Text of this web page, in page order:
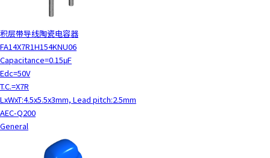
积层带导线陶瓷电容器
FA14X7R1H154KNU06
Capacitance=0.15μF
Edc=50V
T.C.=X7R
LxWxT:4.5x5.5x3mm, Lead pitch:2.5mm
AEC-Q200
General